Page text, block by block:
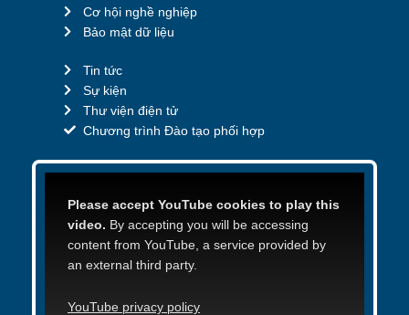
Cơ hội nghề nghiệp
Bảo mật dữ liệu
Tin tức
Sự kiện
Thư viện điện tử
Chương trình Đào tạo phối hợp
Please accept YouTube cookies to play this
video. By accepting you will be accessing
content from YouTube, a service provided by
an external third party.
YouTube privacy policy